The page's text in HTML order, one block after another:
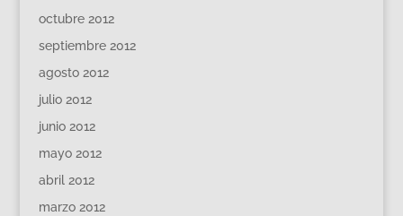
octubre 2012
septiembre 2012
agosto 2012
julio 2012
junio 2012
mayo 2012
abril 2012
marzo 2012